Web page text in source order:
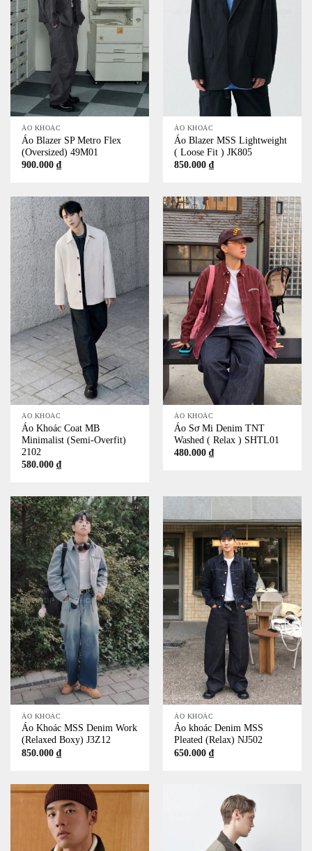
ÁO KHOÁC
Áo Blazer SP Metro Flex
(Oversized) 49M01
900.000₫
ÁO KHOÁC
Áo Blazer MSS Lightweight
( Loose Fit ) JK805
850.000₫
ÁO KHOÁC
Áo Khoác Coat MB
Minimalist (Semi-Overfit)
2102
580.000₫
ÁO KHOÁC
Áo Sơ Mi Denim TNT
Washed ( Relax ) SHTL01
480.000₫
ÁO KHOÁC
Áo Khoác MSS Denim Work
(Relaxed Boxy) J3Z12
850.000₫
ÁO KHOÁC
Áo khoác Denim MSS
Pleated (Relax) NJ502
650.000₫